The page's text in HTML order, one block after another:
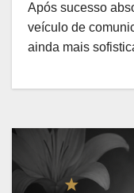
Após sucesso
veículo de
ainda mais